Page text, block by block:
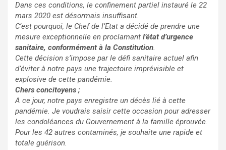
Dans ces conditions, le confinement partiel instauré le 22
mars 2020 est désormais insuffisant.
C’est pourquoi, le Chef de l’Etat a décidé de prendre une
mesure exceptionnelle en proclamant l’état d’urgence
sanitaire, conformément à la Constitution.
Cette décision s’impose par le défi sanitaire actuel afin
d’éviter à notre pays une trajectoire imprévisible et
explosive de cette pandémie.
Chers concitoyens ;
A ce jour, notre pays enregistre un décès lié à cette
pandémie. Je voudrais saisir cette occasion pour adresser
les condoléances du Gouvernement à la famille éprouvée.
Pour les 42 autres contaminés, je souhaite une rapide et
totale guérison.